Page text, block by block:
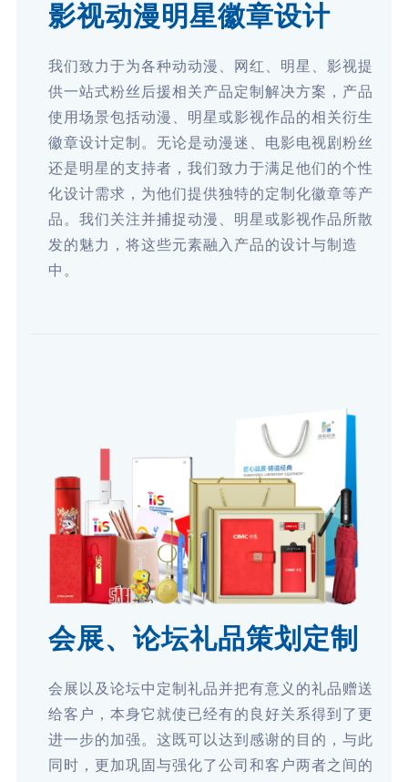
影视动漫明星徽章设计
我们致力于为各种动动漫、网红、明星、影视提
供一站式粉丝后援相关产品定制解决方案，产品
使用场景包括动漫、明星或影视作品的相关衍生
徽章设计定制。无论是动漫迷、电影电视剧粉丝
还是明星的支持者，我们致力于满足他们的个性
化设计需求，为他们提供独特的定制化徽章等产
品。我们关注并捕捉动漫、明星或影视作品所散
发的魅力，将这些元素融入产品的设计与制造
中。
会展、论坛礼品策划定制
会展以及论坛中定制礼品并把有意义的礼品赠送
给客户，本身它就使已经有的良好关系得到了更
进一步的加强。这既可以达到感谢的目的，与此
同时，更加巩固与强化了公司和客户两者之间的